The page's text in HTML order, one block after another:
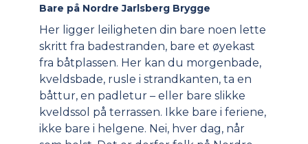
Bare på Nordre Jarlsberg Brygge
Her ligger leiligheten din bare noen lette
skritt fra badestranden, bare et øyekast
fra båtplassen. Her kan du morgenbade,
kveldsbade, rusle i strandkanten, ta en
båttur, en padletur – eller bare slikke
kveldssol på terrassen. Ikke bare i feriene,
ikke bare i helgene. Nei, hver dag, når